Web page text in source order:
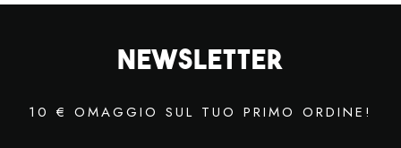
Newsletter
10 € OMAGGIO SUL TUO PRIMO ORDINE!